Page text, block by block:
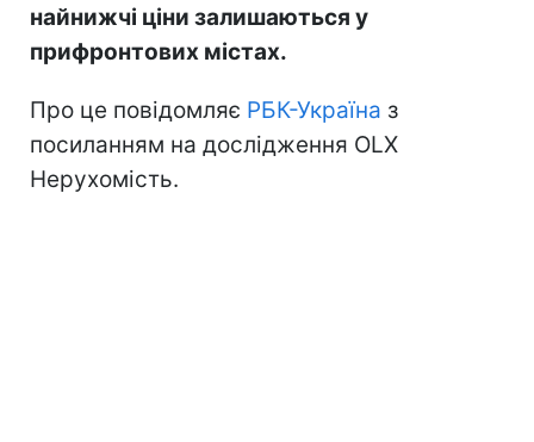
найнижчі ціни залишаються у
прифронтових містах.
Про це повідомляє РБК-Україна з
посиланням на дослідження OLX
Нерухомість.